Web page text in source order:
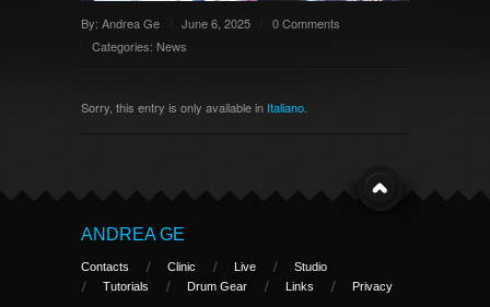
By: Andrea Ge June 6, 2025
0 Comments
Categories: News
Sorry, this entry is only available in Italiano
ANDREA GE
Contacts Clinic Live
Studio
Tutorials
Drum Gear Links Privacy